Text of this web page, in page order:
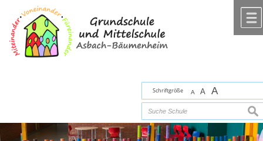
Zum Inhalt,
Schriftgröße A A A